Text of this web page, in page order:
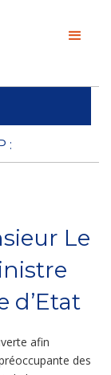
:
N'A PLUS
Le
d’Etat
afin
des